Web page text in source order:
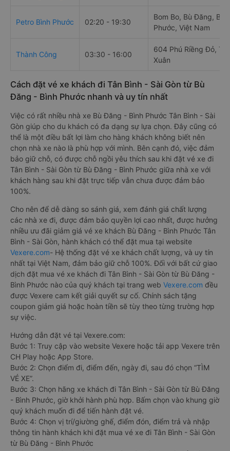
Petro Bình Phước 02:20 - 19:30
Bom Bo, Bù Đăng, Bình
Phước, Việt Nam
Thành Công 03:30 - 16:00
604 Phú Riềng Đỏ,
Xuân
Cách đặt vé xe khách đi Tân Bình - Sài Gòn từ Bù
Đăng - Bình Phước nhanh và uy tín nhất
Việc có rất nhiều nhà xe Bù Đăng - Bình Phước Tân Bình - Sài
Gòn giúp cho du khách có đa dạng sự lựa chọn. Đây cũng có
thể là một điều bất lợi làm cho hàng khách không biết nên
chọn nhà xe nào là phù hợp với mình. Bên cạnh đó, việc đảm
bảo giữ chỗ, có được chỗ ngồi yêu thích sau khi đặt vé xe đi
Tân Bình - Sài Gòn từ Bù Đăng - Bình Phước giữa nhà xe với
khách hàng sau khi đặt trực tiếp vẫn chưa được đảm bảo
100%.
Cho nên để dễ dàng so sánh giá, xem đánh giá chất lượng
các nhà xe đi, được đảm bảo quyền lợi cao nhất, được hưởng
nhiều ưu đãi giảm giá vé xe khách Bù Đăng - Bình Phước Tân
Bình - Sài Gòn, hành khách có thể đặt mua tại website
Vexere.com- Hệ thống đặt vé xe khách chất lượng, và uy tín
nhất tại Việt Nam, đảm bảo giữ chỗ 100%. Đối với bất cứ giao
dịch đặt mua vé xe khách đi Tân Bình - Sài Gòn từ Bù Đăng -
Bình Phước nào của quý khách tại trang web Vexere.com đều
được Vexere cam kết giải quyết sự cố. Chính sách tặng
coupon giảm giá hoặc hoàn tiền sẽ tùy theo từng trường hợp
sự việc.
Hướng dẫn đặt vé tại Vexere.com:
Bước 1: Truy cập vào website Vexere hoặc tải app Vexere trên
CH Play hoặc App Store.
Bước 2: Chọn điểm đi, điểm đến, ngày đi, sau đó chọn “TÌM
VÉ XE”.
Bước 3: Chọn hãng xe khách đi Tân Bình - Sài Gòn từ Bù Đăng
- Bình Phước, giờ khởi hành phù hợp. Bấm chọn vào khung giờ
quý khách muốn đi để tiến hành đặt vé.
Bước 4: Chọn vị trí/giường ghế, điểm đón, điểm trả và nhập
thông tin hành khách khi đặt mua vé xe đi Tân Bình - Sài Gòn
từ Bù Đăng - Bình Phước